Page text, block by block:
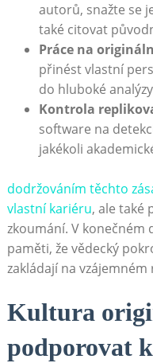
autorů, snažte se
také citovat
Práce na
přinést vlastní
do hluboké
Kontrola
software na
jakékoli
dodržováním těchto
vlastní kariéru, ale také
zkoumání. V konečném
paměti, že vědecký
zakládají na
Kultura
podporovat